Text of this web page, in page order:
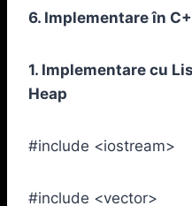
6. Implementare în
1. Implementare cu
Heap
#include <iostream>
#include <vector>